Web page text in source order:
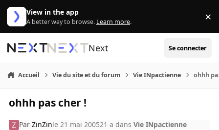
Aller au contenu
View in the app
A better way to browse. Learn more. ×
Next Se connecter
Accueil Vie du site et du forum Vie INpactienne ohhh
ohhh pas cher !
ParZinZinle 21 mai 200521 a dansVie INpactienne